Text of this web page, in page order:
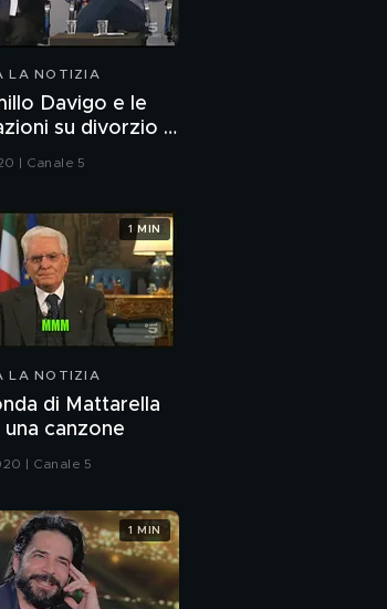
LA NOTIZIA
Davigo e le
su divorzio e
| Canale 5
LA NOTIZIA
di Mattarella
una canzone
| Canale 5
1 MIN
1 MIN